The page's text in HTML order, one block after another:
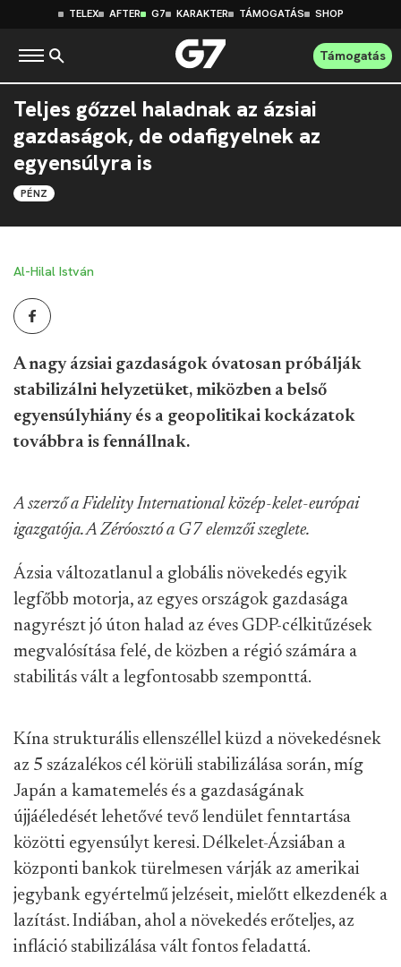
TELEX AFTER G7 KARAKTER TÁMOGATÁS SHOP
Támogatás
Teljes gőzzel haladnak az ázsiai
gazdaságok, de odafigyelnek az
egyensúlyra is
PÉNZ
Al-Hilal István
A nagy ázsiai gazdaságok óvatosan próbálják
stabilizálni helyzetüket, miközben a belső
egyensúlyhiány és a geopolitikai kockázatok
továbbra is fennállnak.
A szerző a Fidelity International közép-kelet-európai
igazgatója. A Zéróosztó a G7 elemzői szeglete.
Ázsia változatlanul a globális növekedés egyik
legfőbb motorja, az egyes országok gazdasága
nagyrészt jó úton halad az éves GDP-célkitűzések
megvalósítása felé, de közben a régió számára a
stabilitás vált a legfontosabb szemponttá.
Kína strukturális ellenszéllel küzd a növekedésnek
az 5 százalékos cél körüli stabilizálása során, míg
Japán a kamatemelés és a gazdaságának
újjáéledését lehetővé tevő lendület fenntartása
közötti egyensúlyt keresi. Délkelet-Ázsiában a
központi bankok türelmesen várják az amerikai
jegybank egyértelmű jelzéseit, mielőtt elkezdenék a
lazítást. Indiában, ahol a növekedés erőteljes, az
infláció stabilizálása vált fontos feladattá.